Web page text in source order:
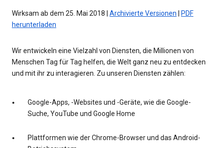
Wirksam ab dem 25. Mai 2018 | Archivierte Versionen
PDF
herunterladen
Wir entwickeln eine Vielzahl von Diensten, die Millionen von
Menschen Tag für Tag helfen, die Welt ganz neu zu entdecken
und mit ihr zu interagieren. Zu unseren Diensten zählen:
Google-Apps, -Websites und -Geräte, wie die Google-
Suche, YouTube und Google Home
Plattformen wie der Chrome-Browser und das Android-